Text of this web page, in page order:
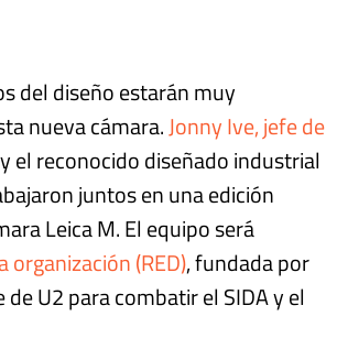
del diseño estarán muy
nueva cámara.Jonny Ive, jefe de
el reconocido diseñado industrial
juntos en una edición
Leica M. El equipo será
organización (RED), fundada por
U2 para combatir el SIDA y el